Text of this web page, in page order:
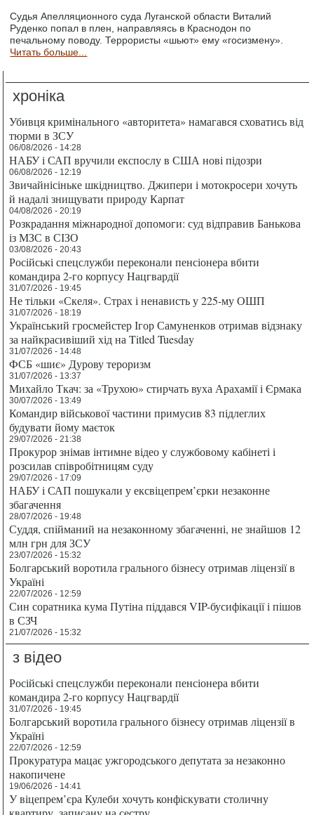
Судья Апелляционного суда Луганской области Виталий
Руденко попал в плен, направляясь в Краснодон по
печальному поводу. Террористы «шьют» ему «госизмену».
Читать больше...
хроніка
Убивця кримінального «авторитета» намагався сховатись від
тюрми в ЗСУ
06/08/2026 - 14:28
НАБУ і САП вручили експослу в США нові підозри
06/08/2026 - 12:19
Звичайнісіньке шкідництво. Джипери і мотокросери хочуть
й надалі знищувати природу Карпат
04/08/2026 - 20:19
Розкрадання міжнародної допомоги: суд відправив Банькова
із МЗС в СІЗО
03/08/2026 - 20:43
Російські спецслужби переконали пенсіонера вбити
командира 2-го корпусу Нацгвардії
31/07/2026 - 19:45
Не тільки «Скеля». Страх і ненависть у 225-му ОШП
31/07/2026 - 18:19
Український гросмейстер Ігор Самуненков отримав відзнаку
за найкрасивіший хід на Titled Tuesday
31/07/2026 - 14:48
ФСБ «шиє» Дурову тероризм
31/07/2026 - 13:37
Михайло Ткач: за «Трухою» стирчать вуха Арахамії і Єрмака
30/07/2026 - 13:49
Командир військової частини примусив 83 підлеглих
будувати йому маєток
29/07/2026 - 21:38
Прокурор знімав інтимне відео у службовому кабінеті і
розсилав співробітницям суду
29/07/2026 - 17:09
НАБУ і САП пошукали у ексвіцепрем’єрки незаконне
збагачення
28/07/2026 - 19:48
Суддя, спійманий на незаконному збагаченні, не знайшов 12
млн грн для ЗСУ
23/07/2026 - 15:32
Болгарський воротила грального бізнесу отримав ліцензії в
Україні
22/07/2026 - 12:59
Син соратника кума Путіна піддався VIP-бусифікації і пішов
в СЗЧ
21/07/2026 - 15:32
з відео
Російські спецслужби переконали пенсіонера вбити
командира 2-го корпусу Нацгвардії
31/07/2026 - 19:45
Болгарський воротила грального бізнесу отримав ліцензії в
Україні
22/07/2026 - 12:59
Прокуратура мацає ужгородського депутата за незаконно
накопичене
19/06/2026 - 14:41
У віцепрем’єра Кулеби хочуть конфіскувати столичну